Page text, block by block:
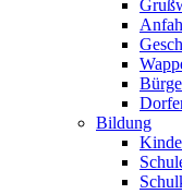
Bildung